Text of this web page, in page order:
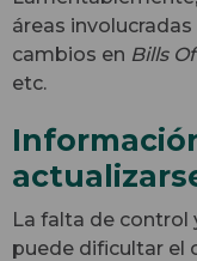
áreas
cambios en Bills
etc.
La falta de control
puede dificultar el